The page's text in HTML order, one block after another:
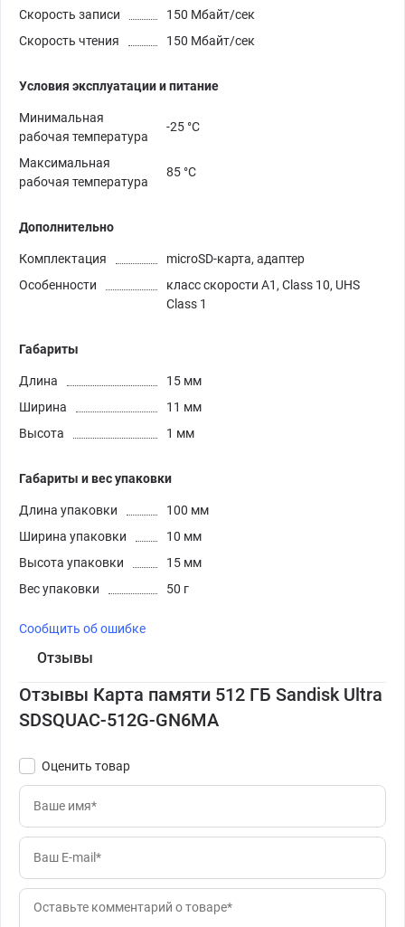
Скорость записи
150 Мбайт/сек
Cкорость чтения
150 Мбайт/сек
Условия эксплуатации и питание
Минимальная
рабочая температура
-25 °C
Максимальная
рабочая температура
85 °C
Дополнительно
Комплектация
microSD-карта, адаптер
Особенности
класс скорости A1, Class 10, UHS
Class 1
Габариты
Длина
15 мм
Ширина
11 мм
Высота
1 мм
Габариты и вес упаковки
Длина упаковки
100 мм
Ширина упаковки
10 мм
Высота упаковки
15 мм
Вес упаковки
50 г
Сообщить об ошибке
Отзывы
Отзывы Карта памяти 512 ГБ Sandisk Ultra
SDSQUAC-512G-GN6MA
Оценить товар